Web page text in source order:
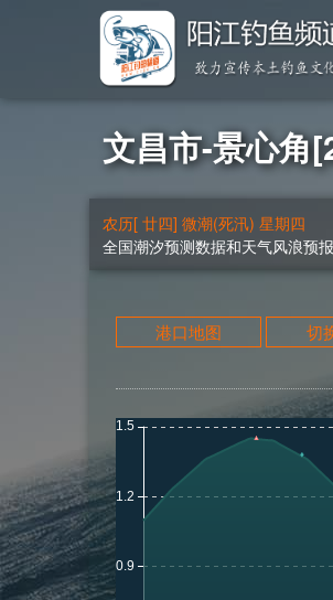
文昌市-景心角
农历[ 廿四] 微潮(死汛) 星期四
全国潮汐预测数据和天气风浪预
港口地图 切